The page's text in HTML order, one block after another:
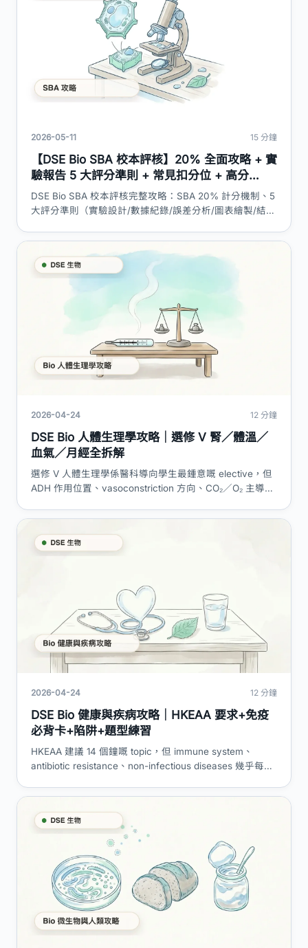
2026-05-11 15 分鐘
【DSE Bio SBA 校本評核】20% 全面攻略 + 實
驗報告 5 大評分準則 + 常見扣分位 + 高分
Sample 框架｜DSE 神器
DSE Bio SBA 校本評核完整攻略：SBA 20% 計分機制、5
大評分準則（實驗設計/數據紀錄/誤差分析/圖表繪製/結論
嘅 7 個扣分位、時間管理策略。
2026-04-24 12 分鐘
DSE Bio 人體生理學攻略｜選修 V 腎／體溫／
血氣／月經全拆解
選修 V 人體生理學係醫科導向學生最鍾意嘅 elective，但
ADH 作用位置、vasoconstriction 方向、CO₂／O₂ 主導信
呢篇用 HKEAA 官方要求做骨架，逐 subtopic 拆必背
2026-04-24 12 分鐘
DSE Bio 健康與疾病攻略｜HKEAA 要求+免疫
必背卡+陷阱+題型練習
HKEAA 建議 14 個鐘嘅 topic，但 immune system、
antibiotic resistance、non-infectious diseases 幾乎每屆
考核要求、8 張必背 flashcard、5 個評卷員常報錯答、再